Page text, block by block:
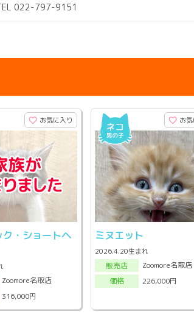
022-797-9151
お気に入り
ク・ショートヘ
Zoomore名取店
316,000円
お
ミヌエット
2026.4.20生まれ
販売店
Zoomore名取店
価格
226,000円